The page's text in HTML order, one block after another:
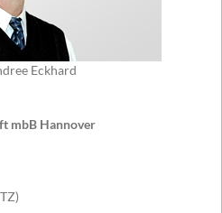
Eckhard
mbB Hannover